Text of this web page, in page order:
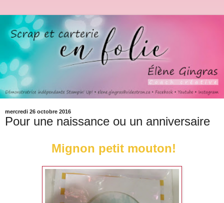
mercredi 26 octobre 2016
Pour une naissance ou un anniversaire
Mignon petit mouton!